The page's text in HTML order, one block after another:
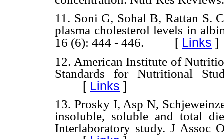
11. Soni G, Sohal B, Rattan S.
plasma cholesterol levels in
16 (6): 444 - 446.
[ Links ]
12. American Institute of
Standards for Nutritional
[ Links ]
13. Prosky I, Asp N,
insoluble, soluble and total
Interlaboratory study. J Assoc